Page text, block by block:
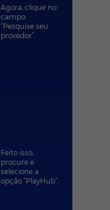
Agora, clique no
campo:
“Pesquise seu
provedor”.
Feito isso,
procure e
selecione a
opção “PlayHub”.